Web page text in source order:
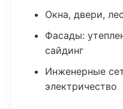
Окна, двери,
Фасады:
сайдинг
Инженерные
электричество